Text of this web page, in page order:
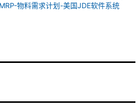
物料需求计划-美国JDE软件系统